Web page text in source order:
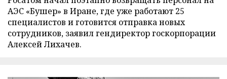
АЭС «Бушер» в Иране, где уже работают 25
специалистов и готовится отправка новых
сотрудников, заявил гендиректор госкорпорации
Алексей Лихачев.